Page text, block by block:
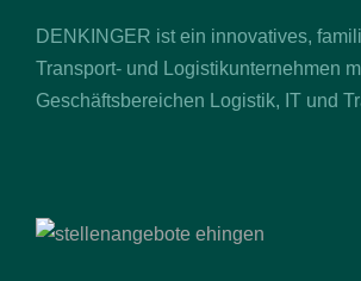
DENKINGER ist ein innovatives,
Transport- und Logistikunternehmen
Geschäftsbereichen Logistik, IT und